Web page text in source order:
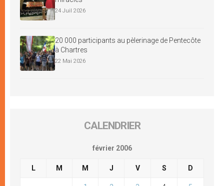
24 Juil 2026
20 000 participants au pèlerinage de Pentecôte
à Chartres
22 Mai 2026
CALENDRIER
février 2006
L M M J V S D